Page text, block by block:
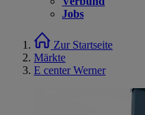
Jobs
Zur Startseite
Märkte
E center Werner